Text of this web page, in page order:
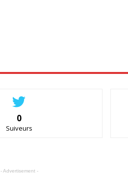
0
Suiveurs
- Advertisement -